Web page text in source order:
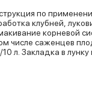
по применению: Пред
клубней,
корневой
числе саженцев
ч.л./10 л. Закладка в